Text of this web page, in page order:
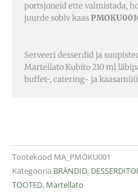
portsjoneid ette valmistada,
juurde sobiv kaas
Serveeri desserdid ja
Martellato Kubito 210 ml
buffet-, catering- ja
Tootekood MA_PMOKU001
Kategooria BRÄNDID,
TOOTED, Martellato